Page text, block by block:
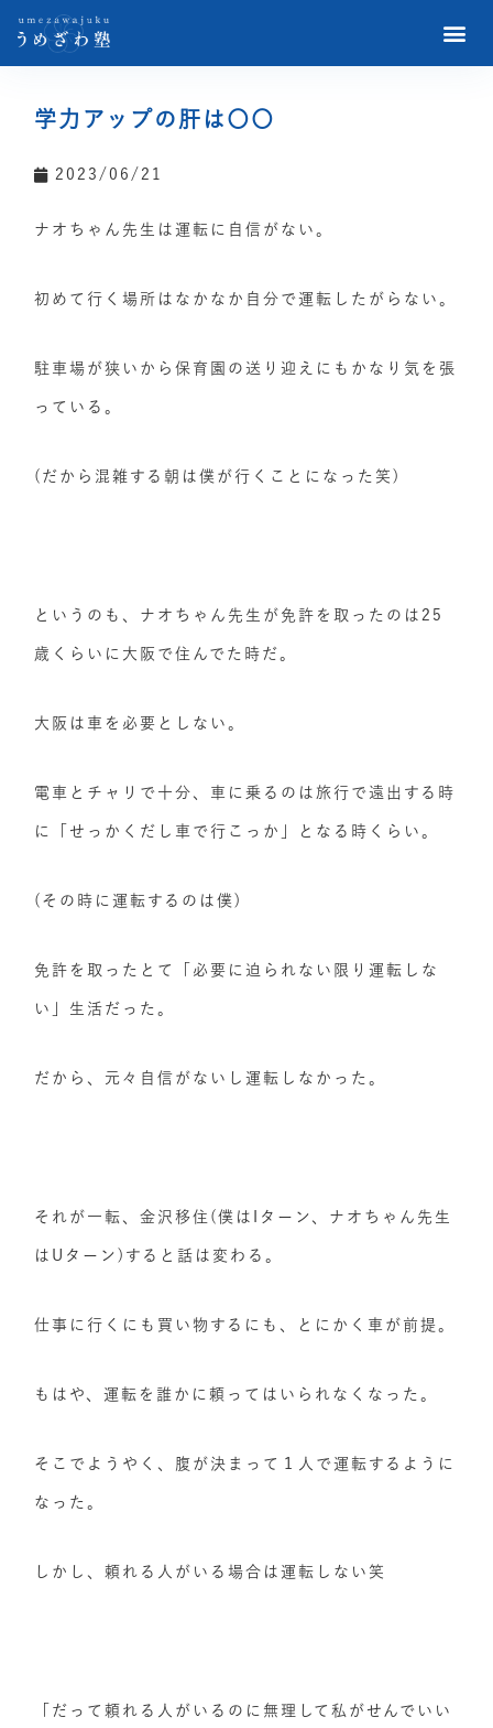
学力アップの肝は〇〇
2023/06/21
ナオちゃん先生は運転に自信がない。
初めて行く場所はなかなか自分で運転したがらない。
駐車場が狭いから保育園の送り迎えにもかなり気を張
っている。
(だから混雑する朝は僕が行くことになった笑)
というのも、ナオちゃん先生が免許を取ったのは25
歳くらいに大阪で住んでた時だ。
大阪は車を必要としない。
電車とチャリで十分、車に乗るのは旅行で遠出する時
に「せっかくだし車で行こっか」となる時くらい。
(その時に運転するのは僕)
免許を取ったとて「必要に迫られない限り運転しな
い」生活だった。
だから、元々自信がないし運転しなかった。
それが一転、金沢移住(僕はIターン、ナオちゃん先生
はUターン)すると話は変わる。
仕事に行くにも買い物するにも、とにかく車が前提。
もはや、運転を誰かに頼ってはいられなくなった。
そこでようやく、腹が決まって１人で運転するように
なった。
しかし、頼れる人がいる場合は運転しない笑
「だって頼れる人がいるのに無理して私がせんでいい